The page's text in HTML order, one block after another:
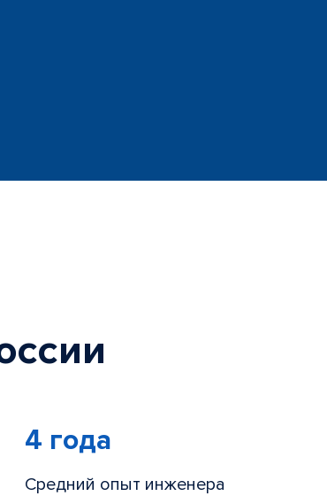
4 года
Средний опыт инженера